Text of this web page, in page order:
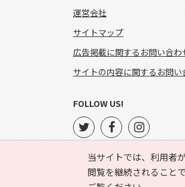
当サイトでは、利用者
閲覧を継続されること
運営会社
サイトマップ
広告掲載に関するお問い合わ
サイトの内容に関するお問い
FOLLOW US!